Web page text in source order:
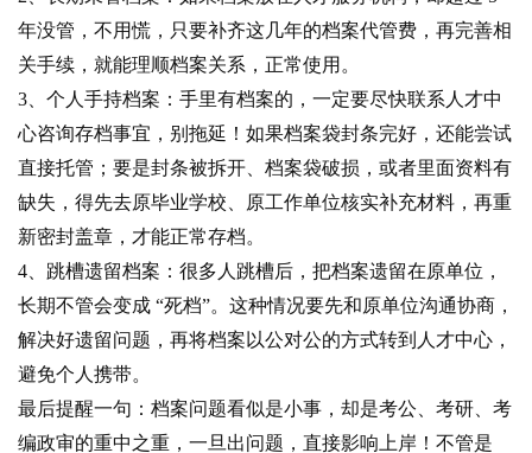
年没管，不用慌，只要补齐这几年的档案代管费，再完善相
关手续，就能理顺档案关系，正常使用。
3、个人手持档案：手里有档案的，一定要尽快联系人才中
心咨询存档事宜，别拖延！如果档案袋封条完好，还能尝试
直接托管；要是封条被拆开、档案袋破损，或者里面资料有
缺失，得先去原毕业学校、原工作单位核实补充材料，再重
新密封盖章，才能正常存档。
4、跳槽遗留档案：很多人跳槽后，把档案遗留在原单位，
长期不管会变成 “死档”。这种情况要先和原单位沟通协商，
解决好遗留问题，再将档案以公对公的方式转到人才中心，
避免个人携带。
最后提醒一句：档案问题看似是小事，却是考公、考研、考
编政审的重中之重，一旦出问题，直接影响上岸！不管是